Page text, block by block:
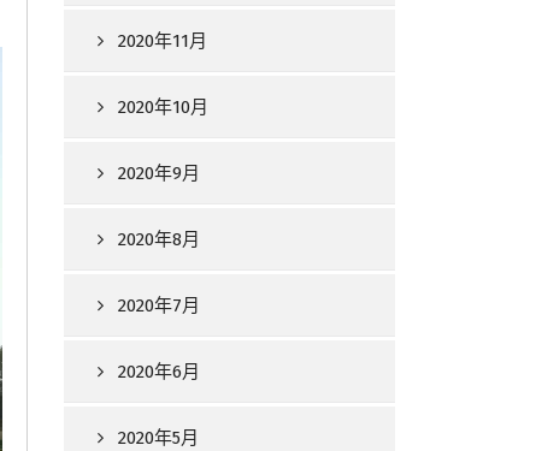
2020年11月
2020年10月
2020年9月
2020年8月
2020年7月
2020年6月
2020年5月